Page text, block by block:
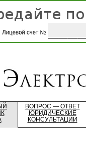
ВОПРОС — ОТВЕТ
ЮРИДИЧЕСКИЕ
КОНСУЛЬТАЦИИ